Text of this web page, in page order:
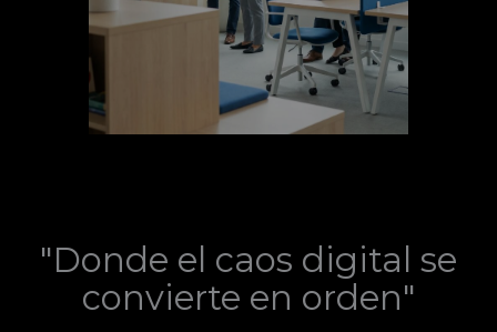
"Donde el caos digital se
convierte en orden"